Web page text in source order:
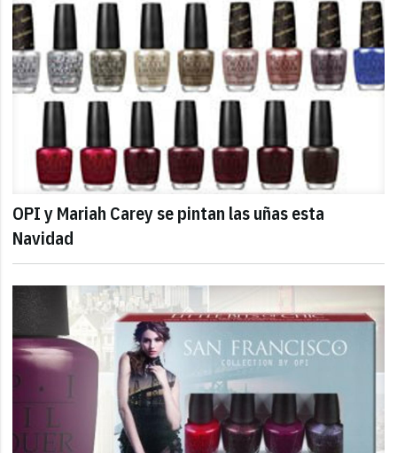
OPI y Mariah Carey se pintan las uñas esta
Navidad